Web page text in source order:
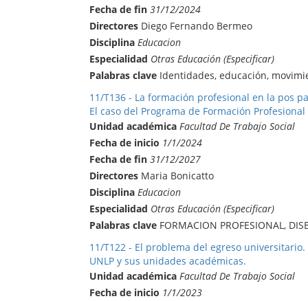
Fecha de fin 31/12/2024
Directores Diego Fernando Bermeo
Disciplina Educacion
Especialidad Otras Educación (Especificar)
Palabras clave Identidades, educación,
11/T136 - La formación profesional en la pos
El caso del Programa de Formación
Unidad académica Facultad De Trabajo Social
Fecha de inicio 1/1/2024
Fecha de fin 31/12/2027
Directores Maria Bonicatto
Disciplina Educacion
Especialidad Otras Educación (Especificar)
Palabras clave FORMACION PROFESIONAL,
11/T122 - El problema del egreso
UNLP y sus unidades académicas.
Unidad académica Facultad De Trabajo Social
Fecha de inicio 1/1/2023